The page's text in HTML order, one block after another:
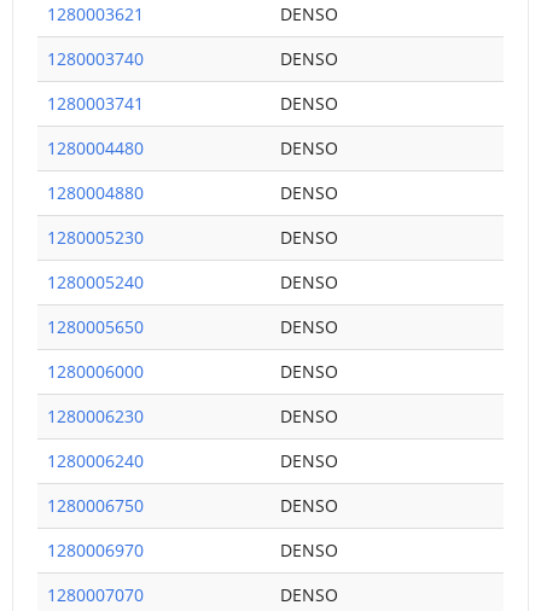
1280003621
DENSO
1280003740
DENSO
1280003741
DENSO
1280004480
DENSO
1280004880
DENSO
1280005230
DENSO
1280005240
DENSO
1280005650
DENSO
1280006000
DENSO
1280006230
DENSO
1280006240
DENSO
1280006750
DENSO
1280006970
DENSO
1280007070
DENSO